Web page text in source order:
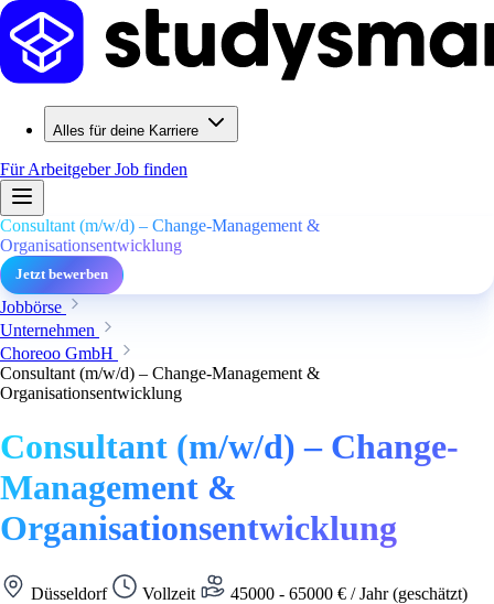
Alles für deine Karriere
Für ArbeitgeberJob finden
Consultant (m/w/d) – Change-Management &
Organisationsentwicklung
Jetzt bewerben
Jobbörse
Unternehmen
Choreoo GmbH
Consultant (m/w/d) – Change-Management &
Organisationsentwicklung
Consultant (m/w/d) – Change-
Management &
Organisationsentwicklung
Düsseldorf Vollzeit
45000 - 65000 € / Jahr (geschätzt)